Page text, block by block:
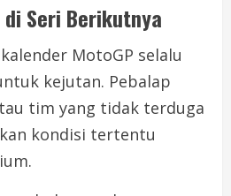
Seri Berikutnya
MotoGP selalu
kejutan. Pebalap
tim yang tidak terduga
kondisi tertentu